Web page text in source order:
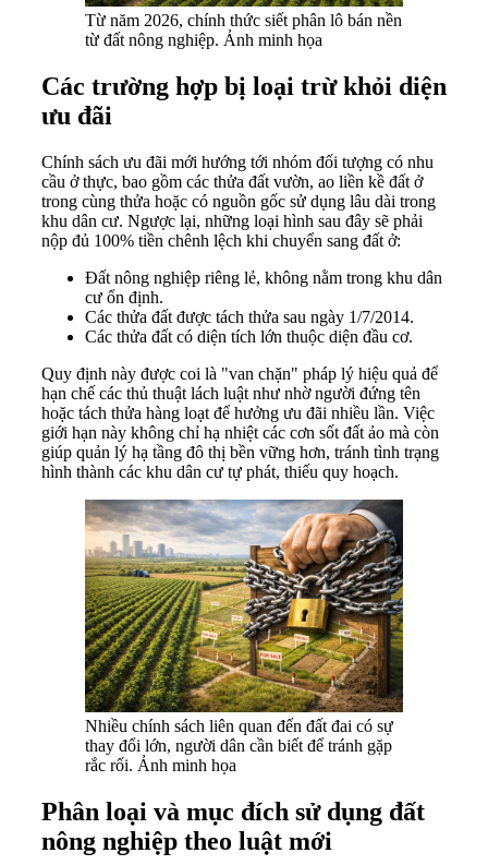
Từ năm 2026, chính thức siết phân lô bán nền
từ đất nông nghiệp. Ảnh minh họa
Các trường hợp bị loại trừ khỏi diện
ưu đãi
Chính sách ưu đãi mới hướng tới nhóm đối tượng có nhu
cầu ở thực, bao gồm các thửa đất vườn, ao liền kề đất ở
trong cùng thửa hoặc có nguồn gốc sử dụng lâu dài trong
khu dân cư. Ngược lại, những loại hình sau đây sẽ phải
nộp đủ 100% tiền chênh lệch khi chuyển sang đất ở:
Đất nông nghiệp riêng lẻ, không nằm trong khu dân
cư ổn định.
Các thửa đất được tách thửa sau ngày 1/7/2014.
Các thửa đất có diện tích lớn thuộc diện đầu cơ.
Quy định này được coi là "van chặn" pháp lý hiệu quả để
hạn chế các thủ thuật lách luật như nhờ người đứng tên
hoặc tách thửa hàng loạt để hưởng ưu đãi nhiều lần. Việc
giới hạn này không chỉ hạ nhiệt các cơn sốt đất ảo mà còn
giúp quản lý hạ tầng đô thị bền vững hơn, tránh tình trạng
hình thành các khu dân cư tự phát, thiếu quy hoạch.
Nhiều chính sách liên quan đến đất đai có sự
thay đổi lớn, người dân cần biết để tránh gặp
rắc rối. Ảnh minh họa
Phân loại và mục đích sử dụng đất
nông nghiệp theo luật mới